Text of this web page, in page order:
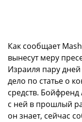
Как сообщает
вынесут меру
Израиля пару
дело по статье о
средств.
с ней в прошлый
он знает, сейчас